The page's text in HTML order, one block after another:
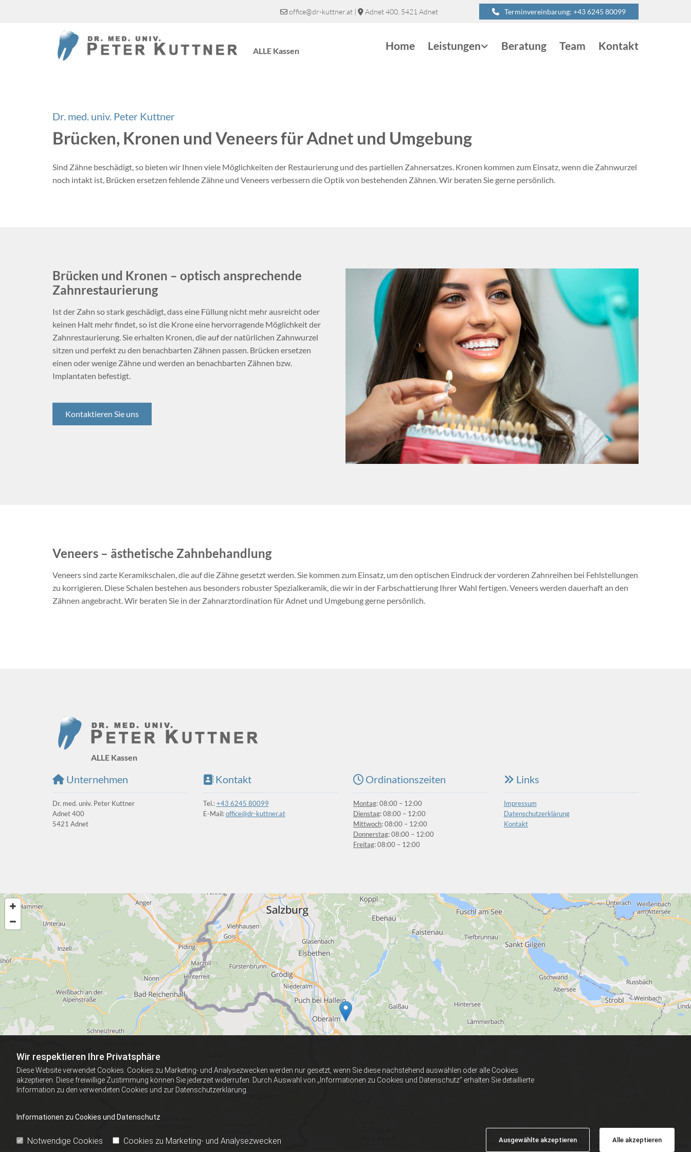
Wir respektieren Ihre Privatsphäre
Diese Website verwendet Cookies. Cookies zu Marketing- und Analysezwecken werden nur gesetzt, wenn Sie diese nachstehend auswählen oder alle Cookies
akzeptieren. Diese freiwillige Zustimmung können Sie jederzeit widerrufen. Durch Auswahl von „Informationen zu Cookies und Datenschutz“ erhalten Sie detaillierte
Information zu den verwendeten Cookies und zur Datenschutzerklärung.
Informationen zu Cookies und Datenschutz
Notwendige Cookies Cookies zu Marketing- und Analysezwecken Ausgewählte akzeptieren Alle akzeptieren
 office@dr-kuttner.at |  Adnet 400, 5421 Adnet Terminvereinbarung: +43 6245 80099
ALLE Kassen Home Leistungen Beratung Team Kontakt
Dr. med. univ. Peter Kuttner
Brücken, Kronen und Veneers für Adnet und Umgebung
Sind Zähne beschädigt, so bieten wir Ihnen viele Möglichkeiten der Restaurierung und des partiellen Zahnersatzes. Kronen kommen zum Einsatz, wenn die Zahnwurzel
noch intakt ist, Brücken ersetzen fehlende Zähne und Veneers verbessern die Optik von bestehenden Zähnen. Wir beraten Sie gerne persönlich.
Brücken und Kronen – optisch ansprechende
Zahnrestaurierung
Ist der Zahn so stark geschädigt, dass eine Füllung nicht mehr ausreicht oder
keinen Halt mehr findet, so ist die Krone eine hervorragende Möglichkeit der
Zahnrestaurierung. Sie erhalten Kronen, die auf der natürlichen Zahnwurzel
sitzen und perfekt zu den benachbarten Zähnen passen. Brücken ersetzen
einen oder wenige Zähne und werden an benachbarten Zähnen bzw.
Implantaten befestigt.
Kontaktieren Sie uns
Veneers – ästhetische Zahnbehandlung
Veneers sind zarte Keramikschalen, die auf die Zähne gesetzt werden. Sie kommen zum Einsatz, um den optischen Eindruck der vorderen Zahnreihen bei Fehlstellungen
zu korrigieren. Diese Schalen bestehen aus besonders robuster Spezialkeramik, die wir in der Farbschattierung Ihrer Wahl fertigen. Veneers werden dauerhaft an den
Zähnen angebracht. Wir beraten Sie in der Zahnarztordination für Adnet und Umgebung gerne persönlich.
ALLE Kassen
 Unternehmen
Dr. med. univ. Peter Kuttner
Adnet 400
5421 Adnet
Kontakt
Tel.:+43 6245 80099
E-Mail:office@dr-kuttner.at
 Ordinationszeiten
Montag: 08:00 – 12:00
Dienstag: 08:00 – 12:00
Mittwoch: 08:00 – 12:00
Donnerstag: 08:00 – 12:00
Freitag: 08:00 – 12:00
 Links
Impressum
Datenschutzerklärung
Kontakt
© MapTiler © OpenStreetMap contributors